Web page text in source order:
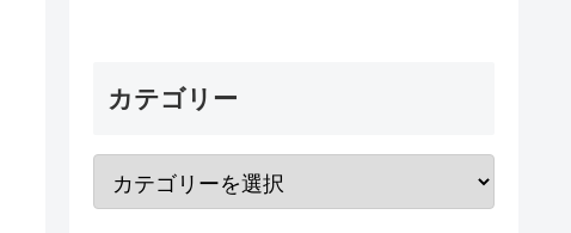
カテゴリー